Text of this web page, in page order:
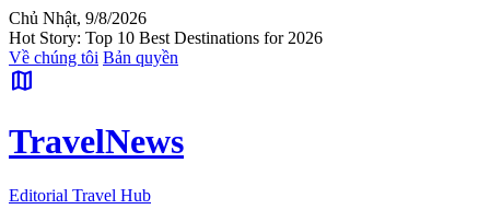
Chủ Nhật, 9/8/2026
Hot Story: Top 10 Best Destinations for 2026
Về chúng tôi Bản quyền
map
TravelNews
Editorial Travel Hub